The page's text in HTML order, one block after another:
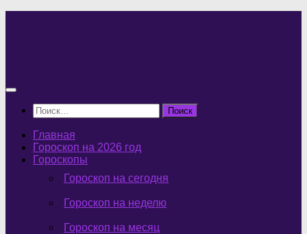
Найти:
Главная
Гороскоп на 2026 год
Гороскопы
Гороскоп на сегодня
Гороскоп на неделю
Гороскоп на месяц